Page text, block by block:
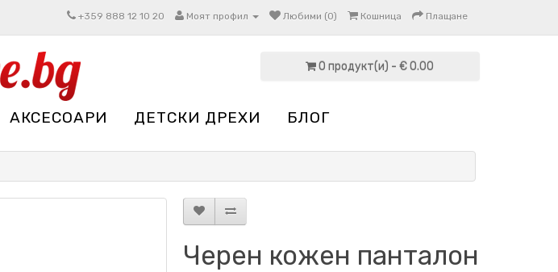
+359 888 12 10 20 Моят профил Любими (0) Кошница Плащане
0 продукт(и) - € 0.00
АКСЕСОАРИ ДЕТСКИ ДРЕХИ БЛОГ
Черен кожен панталон